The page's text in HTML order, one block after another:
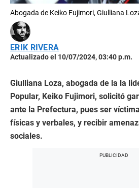
Abogada de Keiko Fujimori, Giulliana
ERIK RIVERA
Actualizado el 10/07/2024, 03:40 p.m.
Giulliana Loza, abogada de la la
Popular, Keiko Fujimori, solicitó
ante la Prefectura, pues ser
físicas y verbales, y recibir
sociales.